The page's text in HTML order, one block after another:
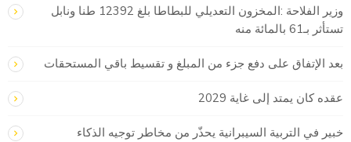
وزير الفلاحة :المخزون التعديلي للبطاطا بلغ 12392 طنا ونابل
تستأثر بـ61 بالمائة منه
بعد الإتفاق على دفع جزء من المبلغ و تقسيط باقي المستحقات
عقده كان يمتد إلى غاية 2029
خبير في التربية السيبرانية يحذّر من مخاطر توجيه الذكاء